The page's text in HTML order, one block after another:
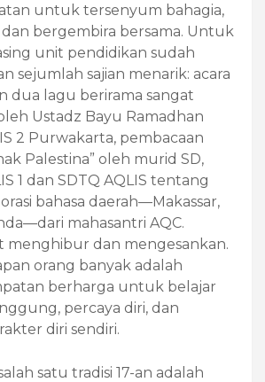
untuk tersenyum bahagia,
bergembira bersama. Untuk
unit pendidikan sudah
sejumlah sajian menarik: acara
dua lagu berirama sangat
Ustadz Bayu Ramadhan
2 Purwakarta, pembacaan
Palestina” oleh murid SD,
1 dan SDTQ AQLIS tentang
bahasa daerah—Makassar,
mahasantri AQC.
menghibur dan mengesankan.
orang banyak adalah
berharga untuk belajar
percaya diri, dan
diri sendiri.
satu tradisi 17-an adalah